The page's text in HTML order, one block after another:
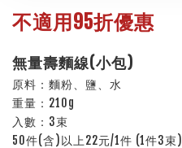
不適用95折優惠
無量壽麵線(小包)
原料：麵粉、鹽、水
重量：210g
入數：3束
50件(含)以上22元/1件 (1件3束)